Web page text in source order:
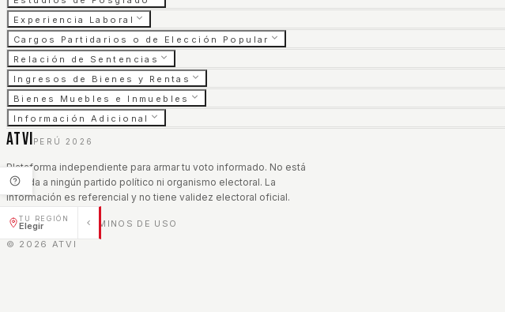
TU REGIÓN
Elegir
Experiencia Laboral
Cargos Partidarios o de Elección Popular
Relación de Sentencias
Ingresos de Bienes y Rentas
Bienes Muebles e Inmuebles
Información Adicional
ATVI PERÚ 2026
Plataforma independiente para armar tu voto informado. No está
afiliada a ningún partido político ni organismo electoral. La
información es referencial y no tiene validez electoral oficial.
AVISO LEGAL
TÉRMINOS DE USO
© 2026 ATVI